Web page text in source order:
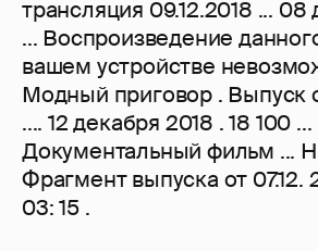
трансляция 09.12.2018 ... 08
... Воспроизведение
вашем устройстве
Модный приговор . Выпуск
.... 12 декабря 2018 . 18 100 ...
Документальный фильм ...
Фрагмент выпуска от 07.12.
03: 15 .